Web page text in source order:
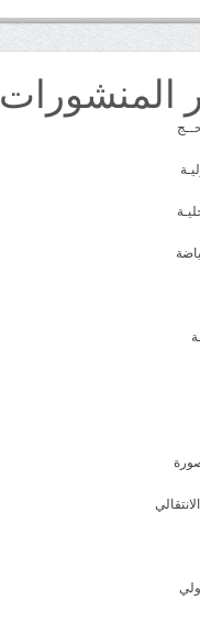
المنشورات